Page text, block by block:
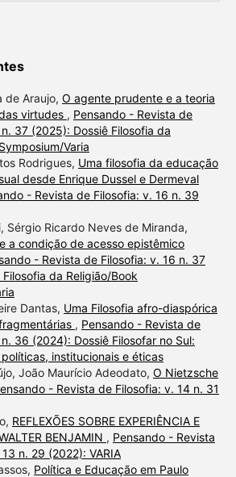
de Araujo, O agente prudente e a teoria
virtudes , Pensando - Revista de
37 (2025): Dossiê Filosofia da
Varia
Rodrigues, Uma filosofia da educação
desde Enrique Dussel e Dermeval
- Revista de Filosofia: v. 16 n. 39
Sérgio Ricardo Neves de Miranda,
a condição de acesso epistêmico
- Revista de Filosofia: v. 16 n. 37
da Religião/Book
Dantas, Uma Filosofia afro-diaspórica
, Pensando - Revista de
36 (2024): Dossiê Filosofar no Sul:
institucionais e éticas
João Maurício Adeodato, O Nietzsche
- Revista de Filosofia: v. 14 n. 31
REFLEXÕES SOBRE EXPERIÊNCIA E
BENJAMIN , Pensando - Revista
n. 29 (2022): VARIA
Política e Educação em Paulo